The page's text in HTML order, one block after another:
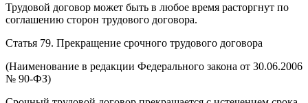
Трудовой договор может быть в любое время расторгнут по
соглашению сторон трудового договора.
Статья 79. Прекращение срочного трудового договора
(Наименование в редакции Федерального закона от 30.06.2006
№ 90-ФЗ)